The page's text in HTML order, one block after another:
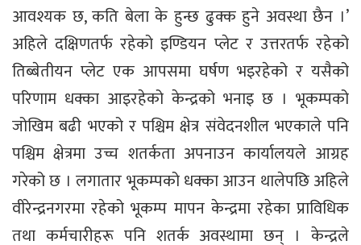
आवश्यक छ, कति बेला के हुन्छ ढुक्क हुने अवस्था छैन ।’
अहिले दक्षिणतर्फ रहेको इण्डियन प्लेट र उत्तरतर्फ रहेको
तिब्बेतीयन प्लेट एक आपसमा घर्षण भइरहेको र यसैको
परिणाम धक्का आइरहेको केन्द्रको भनाइ छ । भूकम्पको
जोखिम बढी भएको र पश्चिम क्षेत्र संवेदनशील भएकाले पनि
पश्चिम क्षेत्रमा उच्च शतर्कता अपनाउन कार्यालयले आग्रह
गरेको छ । लगातार भूकम्पको धक्का आउन थालेपछि अहिले
वीरेन्द्रनगरमा रहेको भूकम्प मापन केन्द्रमा रहेका प्राविधिक
तथा कर्मचारीहरू पनि शतर्क अवस्थामा छन् । केन्द्रले